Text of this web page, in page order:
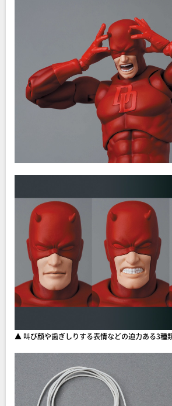
▲ 叫び顔や歯ぎしりする表情などの迫力ある3種